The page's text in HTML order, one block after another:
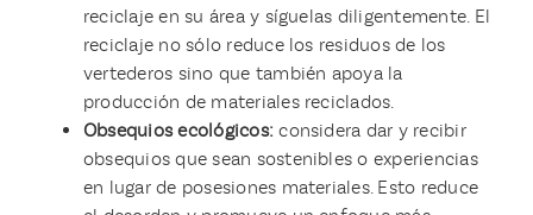
reciclaje en su área y síguelas diligentemente. El
reciclaje no sólo reduce los residuos de los
vertederos sino que también apoya la
producción de materiales reciclados.
Obsequios ecológicos: considera dar y recibir
obsequios que sean sostenibles o experiencias
en lugar de posesiones materiales. Esto reduce